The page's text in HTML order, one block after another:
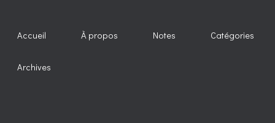
Accueil À propos Notes Catégories
Archives